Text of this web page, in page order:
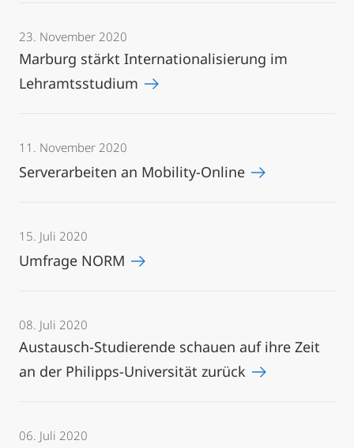
23. November 2020
Marburg stärkt Internationalisierung im
Lehramtsstudium
11. November 2020
Serverarbeiten an Mobility-Online
15. Juli 2020
Umfrage NORM
08. Juli 2020
Austausch-Studierende schauen auf ihre Zeit
an der Philipps-Universität zurück
06. Juli 2020